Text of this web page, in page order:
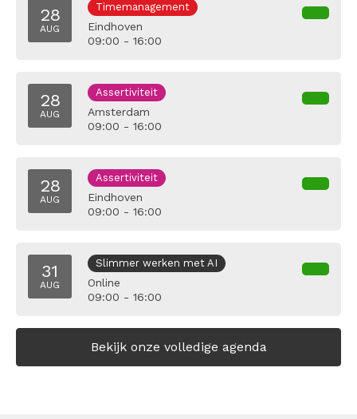
28
AUG
Timemanagement
Eindhoven
09:00 - 16:00
28
AUG
Assertiviteit
Amsterdam
09:00 - 16:00
28
AUG
Assertiviteit
Eindhoven
09:00 - 16:00
31
AUG
Slimmer werken met AI
Online
09:00 - 16:00
Bekijk onze volledige agenda